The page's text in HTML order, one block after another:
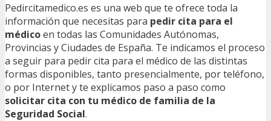
Pedircitamedico.es es una web que te ofrece toda la
información que necesitas para pedir cita para el
médicoen todas las Comunidades Autónomas,
Provincias y Ciudades de España. Te indicamos el proceso
a seguir para pedir cita para el médico de las distintas
formas disponibles, tanto presencialmente, por teléfono,
o por Internet y te explicamos paso a paso como
solicitar cita con tu médico de familia de la
Seguridad Social.